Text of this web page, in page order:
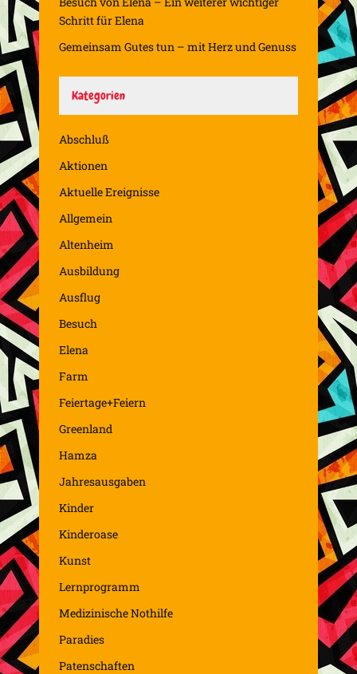
Schritt für Elena
Gemeinsam Gutes tun – mit Herz und Genuss
Kategorien
Abschluß
Aktionen
Aktuelle Ereignisse
Allgemein
Altenheim
Ausbildung
Ausflug
Besuch
Elena
Farm
Feiertage+Feiern
Greenland
Hamza
Jahresausgaben
Kinder
Kinderoase
Kunst
Lernprogramm
Medizinische Nothilfe
Paradies
Patenschaften